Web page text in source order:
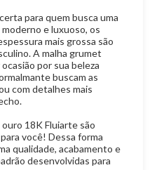
para quem busca uma
e luxuoso, os
mais grossa são
A malha grumet
por sua beleza
buscam as
com detalhes mais
18K Fluiarte são
você! Dessa forma
qualidade, acabamento e
desenvolvidas para